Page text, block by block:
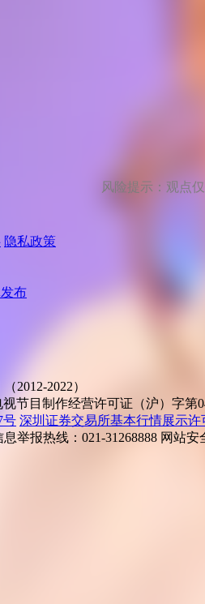
风险提示：观点
隐私政策
布
2012-2022）
视节目制作经营许可证（沪）字第
号 深圳证券交易所基本行情展示许
举报热线：021-31268888 网站安